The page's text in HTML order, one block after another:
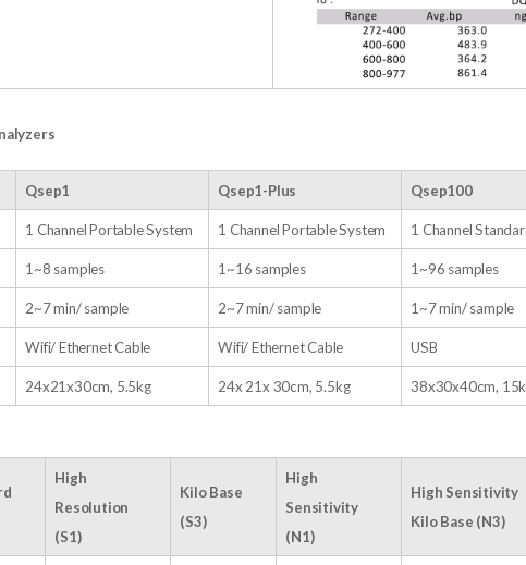
Qsep1 Qsep1-Plus Qsep100
1 Channel Portable System 1 Channel Portable System 1 Channel
1~8 samples 1~16 samples 1~96 samples
2~7 min/ sample 2~7 min/ sample 1~7 min/ sample
Wifi/ Ethernet Cable Wifi/ Ethernet Cable USB
24x21x30cm, 5.5kg 24x 21x 30cm, 5.5kg 38x30x40cm,
High
Resolution
(S1)
Kilo Base
(S3)
High
Sensitivity
(N1)
High Sensitivity
Kilo Base (N3)